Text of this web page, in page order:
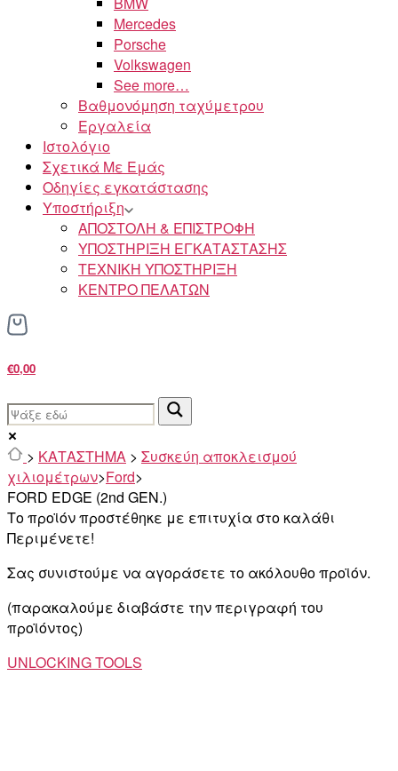
Mercedes
Porsche
Volkswagen
See more…
Βαθμονόμηση ταχύμετρου
Εργαλεία
Ιστολόγιο
Σχετικά Με Εμάς
Οδηγίες εγκατάστασης
Υποστήριξη
ΑΠΟΣΤΟΛΗ & ΕΠΙΣΤΡΟΦΗ
ΥΠΟΣΤΗΡΙΞΗ ΕΓΚΑΤΑΣΤΑΣΗΣ
ΤΕΧΝΙΚΗ ΥΠΟΣΤΗΡΙΞΗ
ΚΕΝΤΡΟ ΠΕΛΑΤΩΝ
€0,00
> ΚΑΤΑΣΤΗΜΑ > Συσκεύη αποκλεισμού
χιλιομέτρων>Ford>
FORD EDGE (2nd GEN.)
Το προϊόν προστέθηκε με επιτυχία στο καλάθι
Περιμένετε!
Σας συνιστούμε να αγοράσετε το ακόλουθο προϊόν.
(παρακαλούμε διαβάστε την περιγραφή του
προϊόντος)
UNLOCKING TOOLS